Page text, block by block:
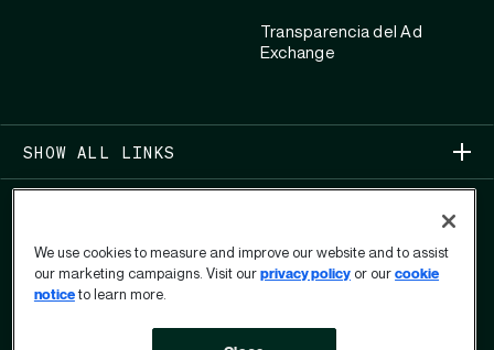
Transparencia del Ad
Exchange
SHOW ALL LINKS
COPYRIGHT 2026
We use cookies to measure and improve our website and to assist
our marketing campaigns. Visit our privacy policy or ourcookie
noticeto learn more.